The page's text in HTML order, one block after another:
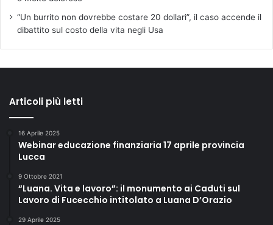
“Un burrito non dovrebbe costare 20 dollari”, il caso accende il
dibattito sul costo della vita negli Usa
Articoli più letti
16 Aprile 2025
Webinar educazione finanziaria 17 aprile provincia
Lucca
9 Ottobre 2021
“Luana. Vita e lavoro”: il monumento ai Caduti sul
Lavoro di Fucecchio intitolato a Luana D’Orazio
29 Aprile 2025